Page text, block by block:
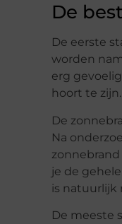
De
De eerste
worden
erg
hoort te
De
Na
zonnebrand
je de
is natuurlijk
De meeste